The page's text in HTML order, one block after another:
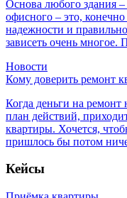
Основа любого здания
офисного – это,
надежности и
зависеть очень
Новости
Кому доверить ремонт
Когда деньги на
план действий,
квартиры. Хочется,
пришлось бы потом
Кейсы